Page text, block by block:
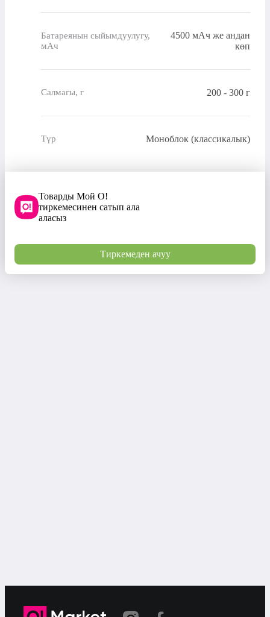
Батареянын сыйымдуулугу,
мАч
4500 мАч же андан
көп
Салмагы, г 200 - 300 г
Түр Моноблок (классикалык)
Товарды Мой О!
тиркемесинен сатып ала
аласыз
Тиркемеден ачуу